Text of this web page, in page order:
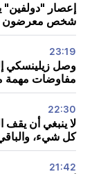
شخص معرضون
23:19
وصل زيلينسكي
مفاوضات مهمة
22:30
لا ينبغي أن يقف
كل شيء،
21:42